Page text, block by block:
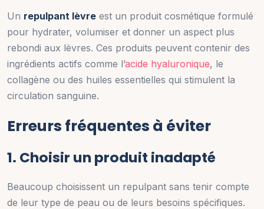
Un repulpant lèvre est un produit cosmétique formulé
pour hydrater, volumiser et donner un aspect plus
rebondi aux lèvres. Ces produits peuvent contenir des
ingrédients actifs comme l’acide hyaluronique, le
collagène ou des huiles essentielles qui stimulent la
circulation sanguine.
Erreurs fréquentes à éviter
1. Choisir un produit inadapté
Beaucoup choisissent un repulpant sans tenir compte
de leur type de peau ou de leurs besoins spécifiques.